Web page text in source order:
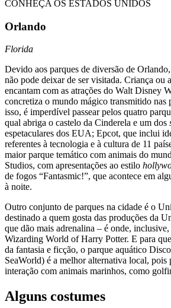
Orlando
Florida
Devido aos parques de diversão de
não pode deixar de ser visitada. Criança ou
encantam com as atrações do Walt Disney
concretiza o mundo mágico transmitido nas
isso, é imperdível passear pelos quatro
qual abriga o castelo da Cinderela e um dos
espetaculares dos EUA; Epcot, que inclui
referentes à tecnologia e à cultura de 11
maior parque temático com animais do
Studios, com apresentações ao estilo
de fogos “Fantasmic!”, que acontece em
à noite.
Outro conjunto de parques na cidade é o
destinado a quem gosta das produções da
que dão mais adrenalina – é onde,
Wizarding World of Harry Potter. E para
da fantasia e ficção, o parque aquático
SeaWorld) é a melhor alternativa local, pois
interação com animais marinhos, como
Alguns costumes